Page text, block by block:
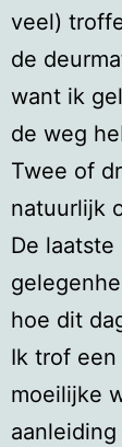
veel)
de
want ik
de weg
Twee of
natuurlijk
De
hoe dit
Ik trof
moeilijke